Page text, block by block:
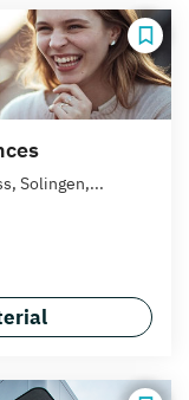
Solingen,...